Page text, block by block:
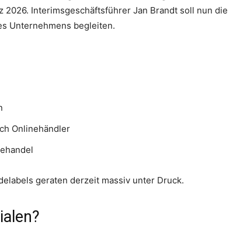
2026. Interimsgeschäftsführer Jan Brandt soll nun die
Unternehmens begleiten.
Onlinehändler
geraten derzeit massiv unter Druck.